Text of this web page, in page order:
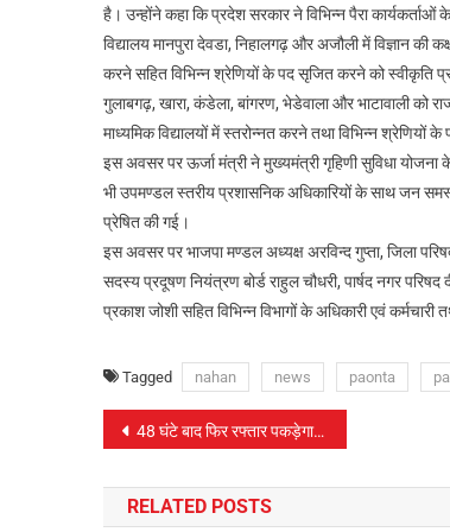
है। उन्होंने कहा कि प्रदेश सरकार ने विभिन्न पैरा कार्यकर्ताओं
विद्यालय मानपुरा देवडा, निहालगढ़ और अजौली में विज्ञान की
करने सहित विभिन्न श्रेणियों के पद सृजित करने को स्वीकृति
गुलाबगढ़, खारा, कंडेला, बांगरण, भेडेवाला और भाटावाली को
माध्यमिक विद्यालयों में स्तरोन्नत करने तथा विभिन्न श्रेणियों
इस अवसर पर ऊर्जा मंत्री ने मुख्यमंत्री गृहिणी सुविधा
भी उपमण्डल स्तरीय प्रशासनिक अधिकारियों के साथ जन
प्रेषित की गई।
इस अवसर पर भाजपा मण्डल अध्यक्ष अरविन्द गुप्ता, जिला
सदस्य प्रदूषण नियंत्रण बोर्ड राहुल चौधरी, पार्षद नगर
प्रकाश जोशी सहित विभिन्न विभागों के अधिकारी एवं
Tagged nahan news paonta
पोस्ट
नेविगेशन
48 घंटे बाद फिर रफ्तार पकड़ेगा मॉनसून, कई इलाकों में भारी बारिश की संभावना
RELATED POSTS